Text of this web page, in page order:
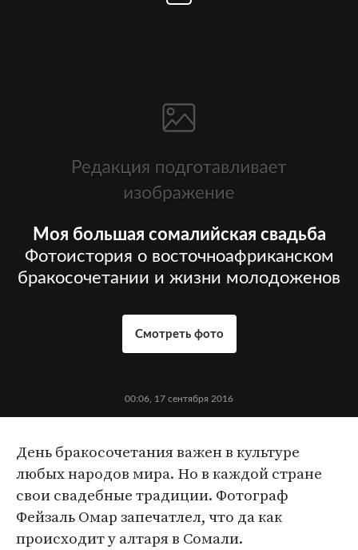
Моя большая сомалийская свадьба
Фотоистория о восточноафриканском
бракосочетании и жизни молодоженов
Смотреть фото
00:06, 17 сентября 2016
День бракосочетания важен в культуре
любых народов мира. Но в каждой стране
свои свадебные традиции. Фотограф
Фейзаль Омар запечатлел, что да как
происходит у алтаря в Сомали.